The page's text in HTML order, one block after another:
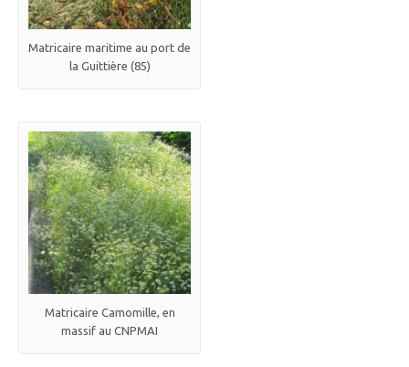
Matricaire maritime au port de
la Guittière (85)
Matricaire Camomille, en
massif au CNPMAI